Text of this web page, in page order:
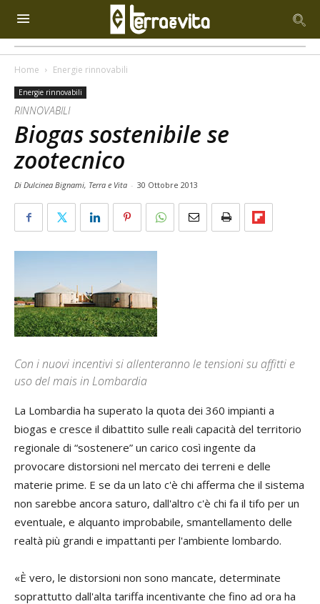
Home Energie rinnovabili
Energie rinnovabili
RINNOVABILI
Biogas sostenibile se
zootecnico
Di Dulcinea Bignami, Terra e Vita - 30 Ottobre 2013
Con i nuovi incentivi si allenteranno le tensioni su affitti e
uso del mais in Lombardia
La Lombardia ha superato la quota dei 360 impianti a
biogas e cresce il dibattito sulle reali capacità del territorio
regionale di “sostenere” un carico così ingente da
provocare distorsioni nel mercato dei terreni e delle
materie prime. E se da un lato c'è chi afferma che il sistema
non sarebbe ancora saturo, dall'altro c'è chi fa il tifo per un
eventuale, e alquanto improbabile, smantellamento delle
realtà più grandi e impattanti per l'ambiente lombardo.
«È vero, le distorsioni non sono mancate, determinate
soprattutto dall'alta tariffa incentivante che fino ad ora ha